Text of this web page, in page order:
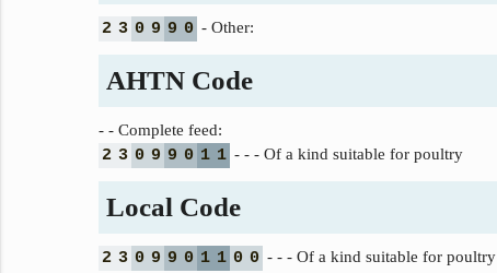
2 3 0 9 9 0 - Other:
AHTN Code
- - Complete feed:
2 3 0 9 9 0 1 1 - - - Of a kind suitable for poultry
Local Code
2 3 0 9 9 0 1 1 0 0 - - - Of a kind suitable for poultry